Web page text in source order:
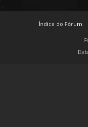
Índice do Fórum